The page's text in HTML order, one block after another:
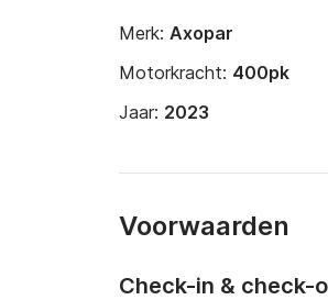
Merk: Axopar
Motorkracht: 400pk
Jaar: 2023
Voorwaarden
Check-in & check-